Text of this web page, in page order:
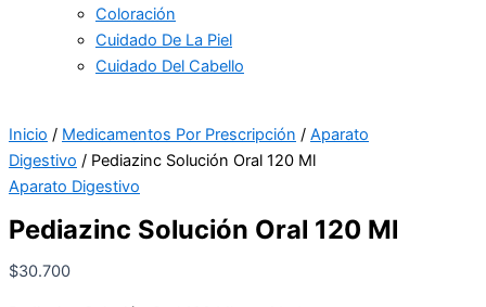
Coloración
Cuidado De La Piel
Cuidado Del Cabello
Inicio / Medicamentos Por Prescripción / Aparato
Digestivo / Pediazinc Solución Oral 120 Ml
Aparato Digestivo
Pediazinc Solución Oral 120 Ml
$30.700